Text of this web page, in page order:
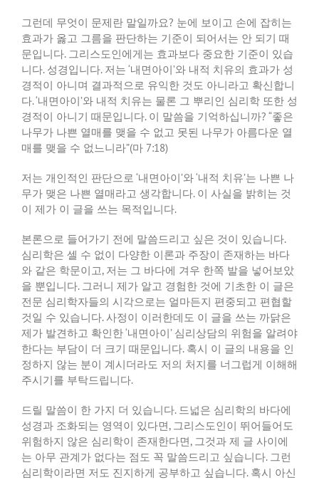
그런데 무엇이 문제란 말일까요? 눈에 보이고 손에 잡히는
효과가 옳고 그름을 판단하는 기준이 되어서는 안 되기 때
문입니다. 그리스도인에게는 효과보다 중요한 기준이 있습
니다. 성경입니다. 저는 ‘내면아이’와 내적 치유의 효과가 성
경적이 아니며 결과적으로 유익한 것도 아니라고 확신합니
다. ‘내면아이’와 내적 치유는 물론 그 뿌리인 심리학 또한 성
경적이 아니기 때문입니다. 이 말씀을 기억하십니까? “좋은
나무가 나쁜 열매를 맺을 수 없고 못된 나무가 아름다운 열
매를 맺을 수 없느니라”(마 7:18)
저는 개인적인 판단으로 ‘내면아이’와‘내적 치유’는 나쁜 나
무가 맺은 나쁜 열매라고 생각합니다. 이 사실을 밝히는 것
이 제가 이 글을 쓰는 목적입니다.
본론으로 들어가기 전에 말씀드리고 싶은 것이 있습니다.
심리학은 셀 수 없이 다양한 이론과 주장이 존재하는 바다
와 같은 학문이고, 저는 그 바다에 겨우 한쪽 발을 넣어보았
을 뿐입니다. 그러니 제가 알고 경험한 것에 기초한 이 글은
전문 심리학자들의 시각으로는 얼마든지 편중되고 편협할
것일 수 있습니다.사정이 이러한데도 이 글을 쓰는 까닭은
제가 발견하고 확인한‘내면아이’ 심리상담의 위험을 알려야
한다는 부담이 더 크기 때문입니다. 혹시 이 글의 내용을 인
정하지 않는 분이 계시더라도 저의 처지를 너그럽게 이해해
주시기를 부탁드립니다.
드릴 말씀이 한 가지 더 있습니다. 드넓은 심리학의 바다에
성경과 조화되는 영역이 있다면, 그리스도인이 뛰어들어도
위험하지 않은 심리학이 존재한다면, 그것과 제 글 사이에
는 아무 관계가 없다는 점도 꼭 말씀드리고 싶습니다. 그런
심리학이라면 저도 진지하게 공부하고 싶습니다. 혹시 아신